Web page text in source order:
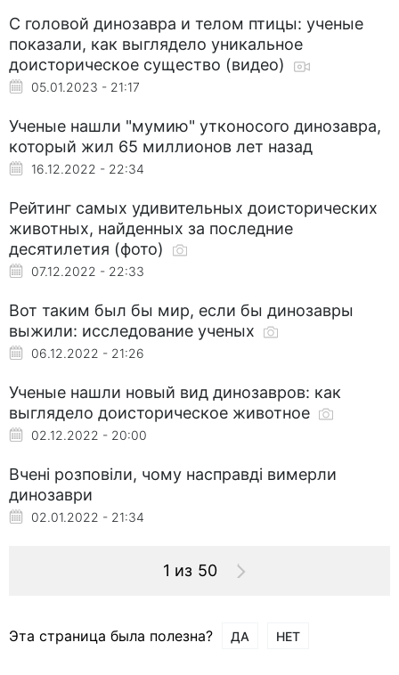
С головой динозавра и телом птицы: ученые
показали, как выглядело уникальное
доисторическое существо (видео)
05.01.2023 - 21:17
Ученые нашли "мумию" утконосого динозавра,
который жил 65 миллионов лет назад
16.12.2022 - 22:34
Рейтинг самых удивительных доисторических
животных, найденных за последние
десятилетия (фото)
07.12.2022 - 22:33
Вот таким был бы мир, если бы динозавры
выжили: исследование ученых
06.12.2022 - 21:26
Ученые нашли новый вид динозавров: как
выглядело доисторическое животное
02.12.2022 - 20:00
Вчені розповіли, чому насправді вимерли
динозаври
02.01.2022 - 21:34
1 из 50
Эта страница была полезна? ДА НЕТ